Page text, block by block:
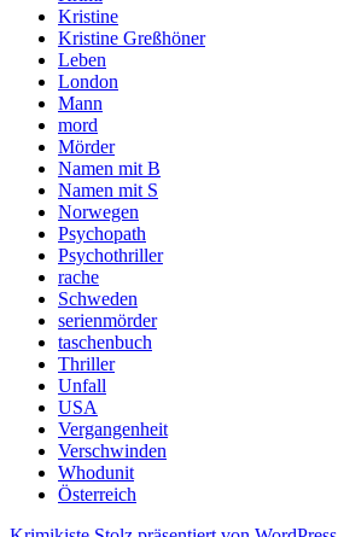
Kristine
Kristine Greßhöner
Leben
London
Mann
mord
Mörder
Namen mit B
Namen mit S
Norwegen
Psychopath
Psychothriller
rache
Schweden
serienmörder
taschenbuch
Thriller
Unfall
USA
Vergangenheit
Verschwinden
Whodunit
Österreich